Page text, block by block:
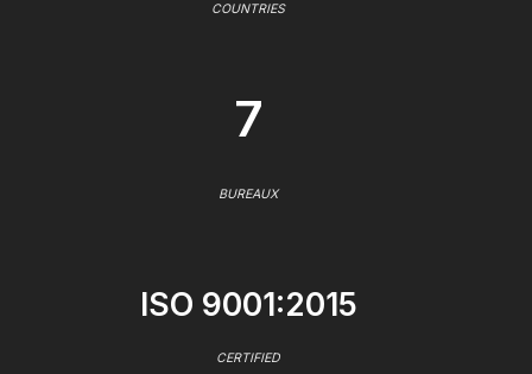
COUNTRIES
7
BUREAUX
ISO 9001:2015
CERTIFIED